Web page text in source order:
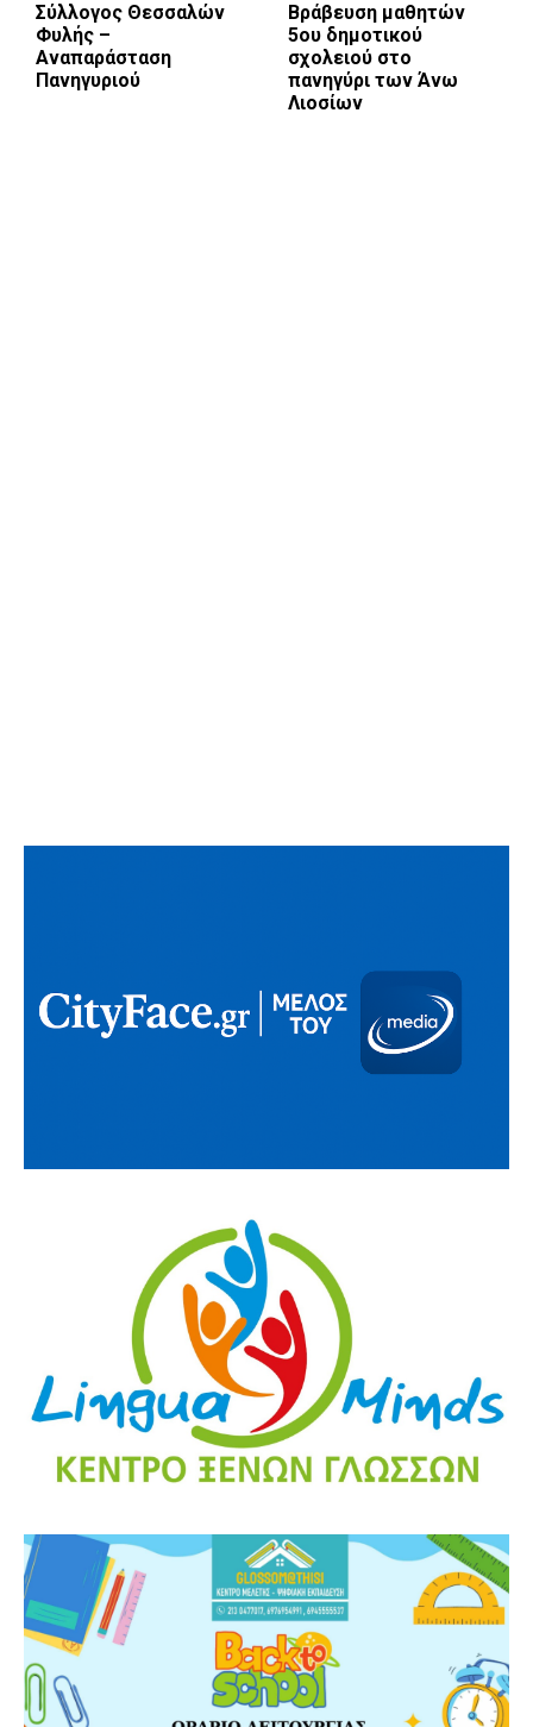
Σύλλογος Θεσσαλών
Φυλής –
Αναπαράσταση
Πανηγυριού
Βράβευση μαθητών
5ου δημοτικού
σχολειού στο
πανηγύρι των Άνω
Λιοσίων